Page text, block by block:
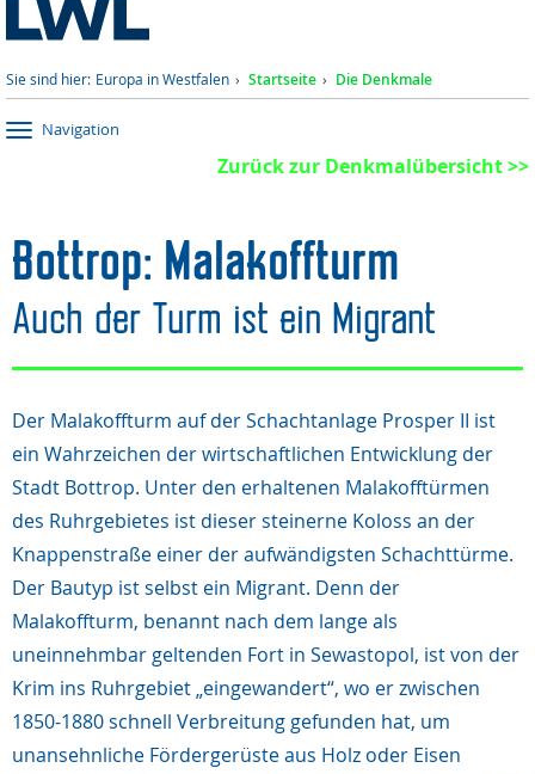
Sie sind hier: Europa in Westfalen Startseite Die Denkmale
Navigation
Zurück zur Denkmalübersicht >>
Bottrop: Malakoffturm
Auch der Turm ist ein Migrant
Der Malakoffturm auf der Schachtanlage Prosper II ist
ein Wahrzeichen der wirtschaftlichen Entwicklung der
Stadt Bottrop. Unter den erhaltenen Malakofftürmen
des Ruhrgebietes ist dieser steinerne Koloss an der
Knappenstraße einer der aufwändigsten Schachttürme.
Der Bautyp ist selbst ein Migrant. Denn der
Malakoffturm, benannt nach dem lange als
uneinnehmbar geltenden Fort in Sewastopol, ist von der
Krim ins Ruhrgebiet „eingewandert“, wo er zwischen
1850-1880 schnell Verbreitung gefunden hat, um
unansehnliche Fördergerüste aus Holz oder Eisen